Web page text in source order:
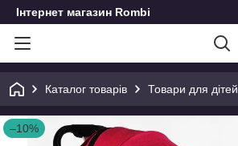
Інтернет магазин Rombi
Каталог товарів Товари для дітей
–10%